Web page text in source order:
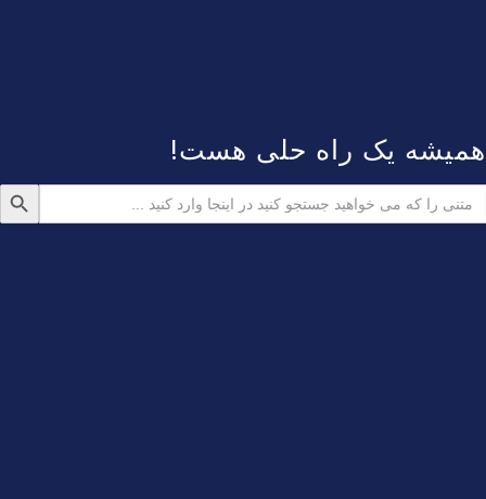
همیشه یک راه حلی هست!
جستجو
برای:
دکمه